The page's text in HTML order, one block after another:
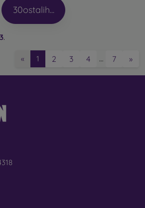
30ostalih...
.
« 1 2 3 4 … 7 »